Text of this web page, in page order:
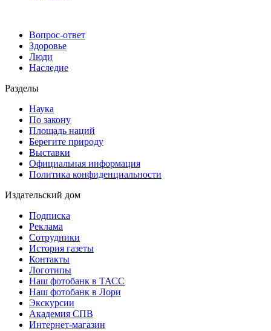
Вопрос-ответ
Здоровье
Люди
Наследие
Разделы
Наука
По закону
Площадь наций
Берегите природу
Выставки
Официальная информация
Политика конфиденциальности
Издательский дом
Подписка
Реклама
Сотрудники
История газеты
Контакты
Логотипы
Наш фотобанк в ТАСС
Наш фотобанк в Лори
Экскурсии
Академия СПВ
Интернет-магазин